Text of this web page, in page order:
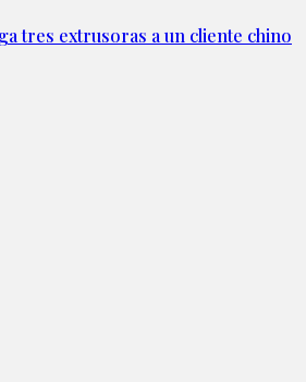
tres extrusoras a un cliente chino